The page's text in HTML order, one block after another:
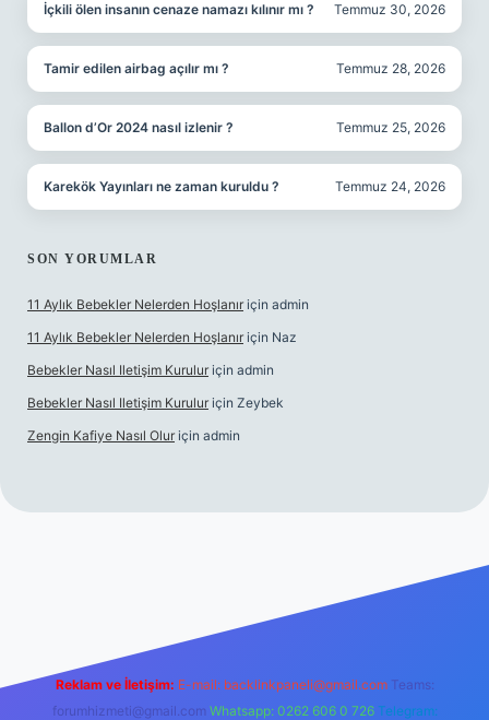
İçkili ölen insanın cenaze namazı kılınır mı ? Temmuz 30, 2026
Tamir edilen airbag açılır mı ? Temmuz 28, 2026
Ballon d’Or 2024 nasıl izlenir ? Temmuz 25, 2026
Karekök Yayınları ne zaman kuruldu ? Temmuz 24, 2026
SON YORUMLAR
11 Aylık Bebekler Nelerden Hoşlanır için admin
11 Aylık Bebekler Nelerden Hoşlanır için Naz
Bebekler Nasıl Iletişim Kurulur için admin
Bebekler Nasıl Iletişim Kurulur için Zeybek
Zengin Kafiye Nasıl Olur için admin
betexper
Reklam ve İletişim: E-mail: backlinkpaneli@gmail.com Teams:
forumhizmeti@gmail.com Whatsapp: 0262 606 0 726 Telegram: